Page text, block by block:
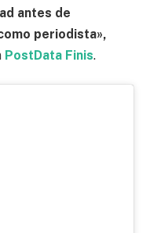
antes de
periodista»,
PostData Finis.